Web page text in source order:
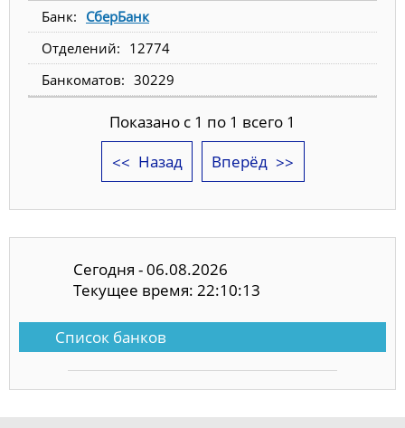
СберБанк
12774
30229
Показано с 1 по 1 всего 1
Назад
Вперёд
Сегодня - 06.08.2026
Текущее время: 22:10:14
Список банков